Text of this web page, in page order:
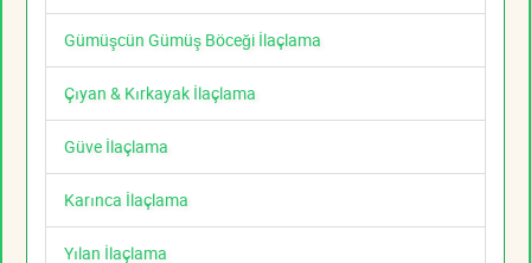
Gümüşcün Gümüş Böceği İlaçlama
Çıyan & Kırkayak İlaçlama
Güve İlaçlama
Karınca İlaçlama
Yılan İlaçlama